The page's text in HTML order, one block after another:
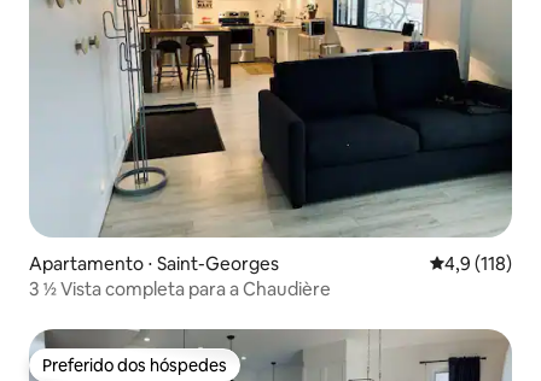
Apartamento ⋅ Saint-Georges 4,9 de uma
4,9 (118)
3 ½ Vista completa para a Chaudière
Preferido dos hóspedes
Preferido dos hóspedes